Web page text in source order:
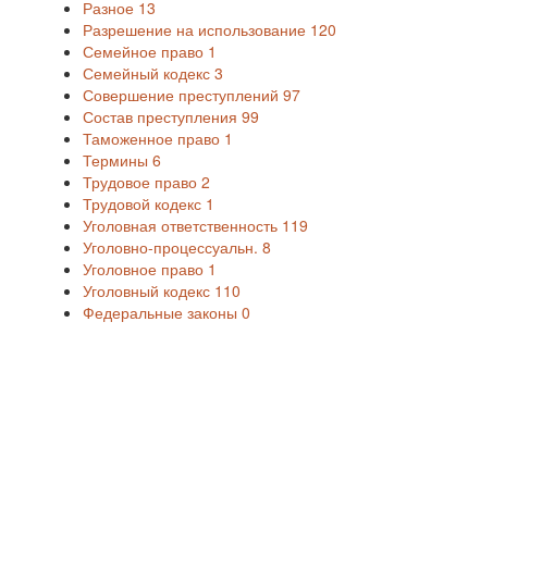
Разное 13
Разрешение на использование 120
Семейное право 1
Семейный кодекс 3
Совершение преступлений 97
Состав преступления 99
Таможенное право 1
Термины 6
Трудовое право 2
Трудовой кодекс 1
Уголовная ответственность 119
Уголовно-процессуальн. 8
Уголовное право 1
Уголовный кодекс 110
Федеральные законы 0